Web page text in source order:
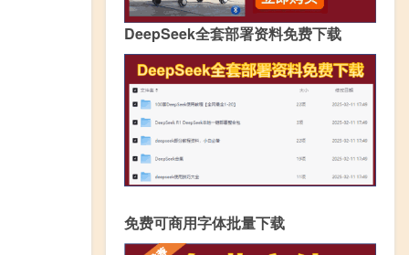
DeepSeek全套部署资料免费下载
免费可商用字体批量下载